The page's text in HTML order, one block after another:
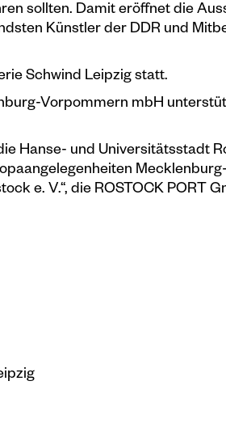
sollten. Damit eröffnet die
Künstler der DDR und
Schwind Leipzig statt.
Vorpommern mbH
Hanse- und Universitätsstadt
Mecklenburg-
e. V.“, die ROSTOCK PORT